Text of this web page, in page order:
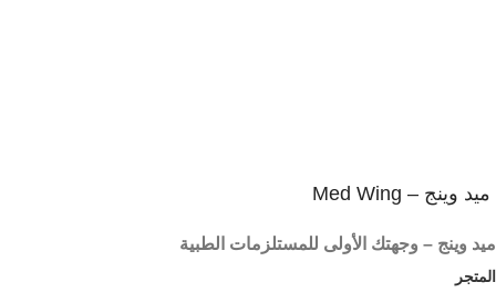
ميد وينج – Med Wing
ميد وينج – وجهتك الأولى للمستلزمات الطبية
المتجر